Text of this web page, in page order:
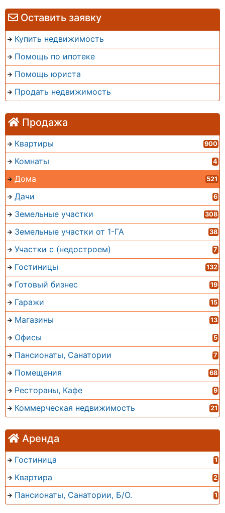
Оставить заявку
Купить недвижимость
Помощь по ипотеке
Помощь юриста
Продать недвижимость
Продажа
Квартиры 900
Комнаты 4
Дома 521
Дачи 6
Земельные участки 308
Земельные участки от 1-ГА 38
Участки с (недостроем) 7
Гостиницы 132
Готовый бизнес 19
Гаражи 15
Магазины 13
Офисы 5
Пансионаты, Санатории 7
Помещения 68
Рестораны, Кафе 9
Коммерческая недвижимость 21
Аренда
Гостиница 1
Квартира 2
Пансионаты, Санатории, Б/О. 1